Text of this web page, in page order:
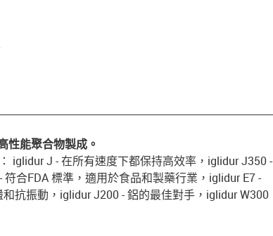
性能聚合物製成。
iglidur J - 在所有速度下都保持高效率，iglidur J350 -
合FDA 標準，適用於食品和製藥行業，iglidur E7 -
抗振動，iglidur J200 - 鋁的最佳對手，iglidur W300